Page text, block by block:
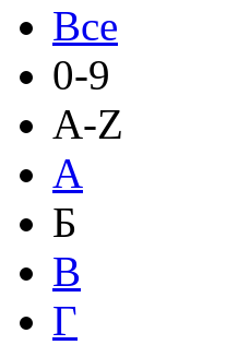
Все
0-9
A-Z
А
Б
В
Г